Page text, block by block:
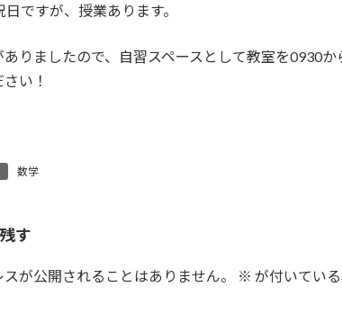
ですが、授業あります。
ありましたので、自習スペースとして教室を0930
い！
数学
す
が公開されることはありません。 ※ が付いてい